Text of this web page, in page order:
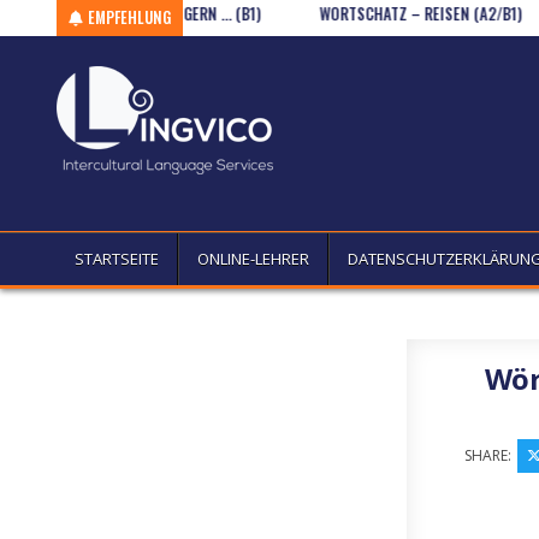
Skip to contentEMPFEHLUNG
ICH WÄRE GERN … (B1) WORTSCHATZ – REISEN (A2/B1)
STARTSEITE ONLINE-LEHRER
SHARE: